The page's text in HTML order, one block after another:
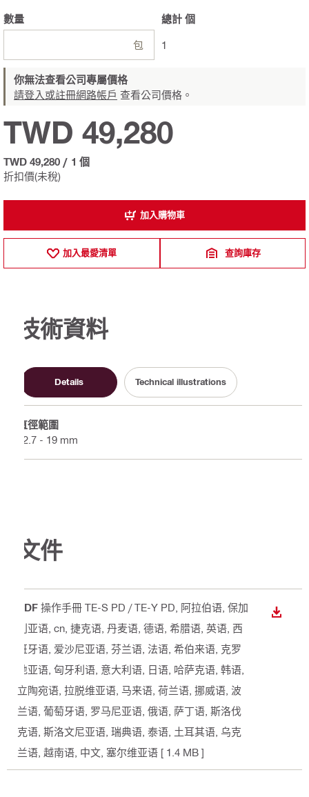
數量
包
總計 個
1
你無法查看公司專屬價格
請登入或註冊網路帳戶 查看公司價格。
折扣價(未稅)
TWD 49,280
TWD 49,280 / 1 個
加入購物車
加入最愛清單 查詢庫存
技術資料
Details Technical illustrations
直徑範圍
12.7 - 19 mm
文件
PDF 操作手冊 TE-S PD / TE-Y PD , 阿拉伯语, 保加
利亚语, cn, 捷克语, 丹麦语, 德语, 希腊语, 英语, 西
班牙语, 爱沙尼亚语, 芬兰语, 法语, 希伯来语, 克罗
地亚语, 匈牙利语, 意大利语, 日语, 哈萨克语, 韩语,
立陶宛语, 拉脱维亚语, 马来语, 荷兰语, 挪威语, 波
兰语, 葡萄牙语, 罗马尼亚语, 俄语, 萨丁语, 斯洛伐
克语, 斯洛文尼亚语, 瑞典语, 泰语, 土耳其语, 乌克
兰语, 越南语, 中文, 塞尔维亚语 [ 1.4 MB ]
下載